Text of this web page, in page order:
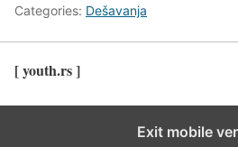
Categories: Dešavanja
[ youth.rs ]
Exit mobile